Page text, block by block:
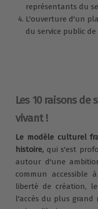
représentants du
L'ouverture d'un
du service public
Les 10 raisons
vivant !
Le modèle culturel
histoire, qui s'est
autour d'une
commun
liberté de création,
l'accès du plus